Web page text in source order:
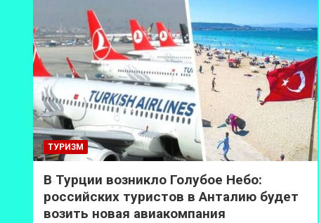
ТУРИЗМ
В Турции возникло Голубое Небо:
российских туристов в Анталию будет
возить новая авиакомпания